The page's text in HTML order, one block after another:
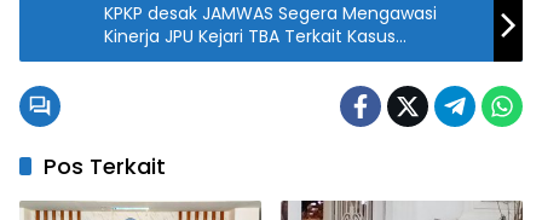
KPKP desak JAMWAS Segera Mengawasi
Kinerja JPU Kejari TBA Terkait Kasus
Kepemilikan 2Kg Narkoba
Pos Terkait